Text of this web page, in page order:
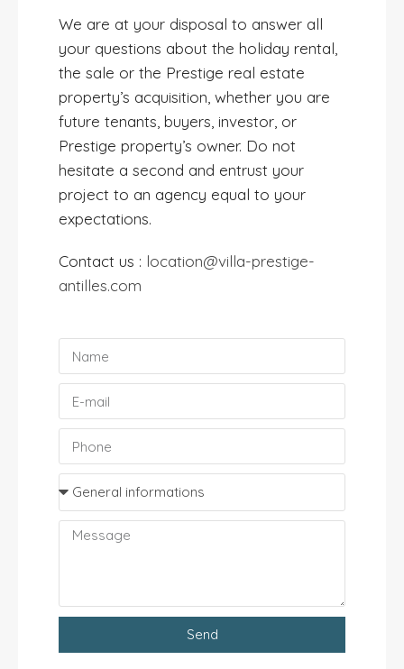
We are at your disposal to answer all
your questions about the holiday rental,
the sale or the Prestige real estate
property’s acquisition, whether you are
future tenants, buyers, investor, or
Prestige property’s owner. Do not
hesitate a second and entrust your
project to an agency equal to your
expectations.
Contact us : location@villa-prestige-
antilles.com
Send